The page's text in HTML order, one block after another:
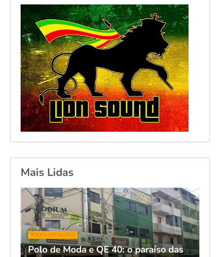
Mais Lidas
FOLHA DO GUARÁ
Polo de Moda e QE 40: o paraíso das